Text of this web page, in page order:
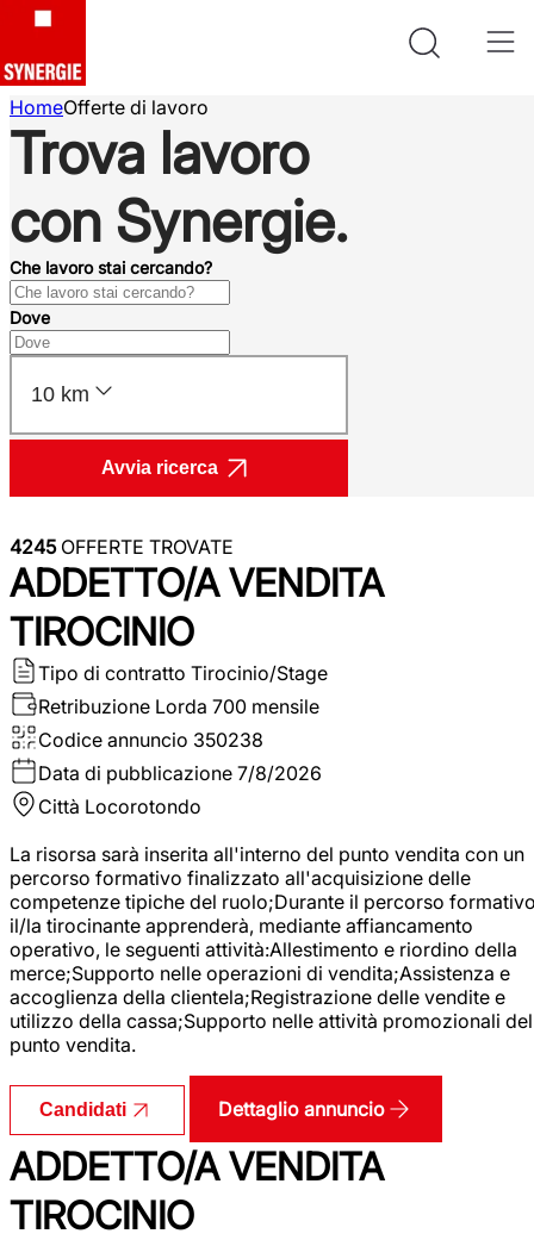
HomeOfferte di lavoro
Trova lavoro
con Synergie.
Che lavoro stai cercando?
Dove
10 km
Avvia ricerca
4245OFFERTE TROVATE
ADDETTO/A VENDITA
TIROCINIO
Tipo di contratto Tirocinio/Stage
Retribuzione Lorda 700 mensile
Codice annuncio 350238
Data di pubblicazione 7/8/2026
Città Locorotondo
La risorsa sarà inserita all'interno del punto vendita con un
percorso formativo finalizzato all'acquisizione delle
competenze tipiche del ruolo;Durante il percorso
il/la tirocinante apprenderà, mediante affiancamento
operativo, le seguenti attività:Allestimento e riordino della
merce;Supporto nelle operazioni di vendita;Assistenza e
accoglienza della clientela;Registrazione delle vendite e
utilizzo della cassa;Supporto nelle attività promozionali del
punto vendita.
Candidati Dettaglio annuncio
ADDETTO/A VENDITA
TIROCINIO